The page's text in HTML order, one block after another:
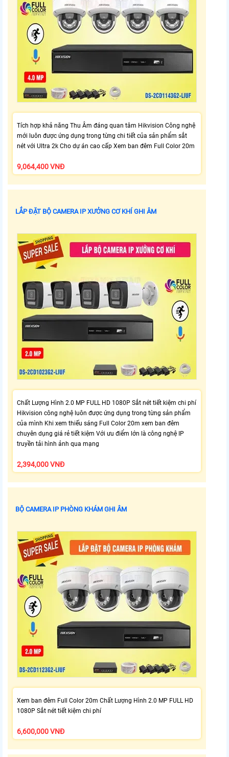
Tích hợp khả năng Thu Âm đáng quan tâm Hikvision Công nghệ
mới luôn được ứng dụng trong từng chi tiết của sản phẩm sắt
nét với Ultra 2k Cho dự án cao cấp Xem ban đêm Full Color 20m
9,064,400 VNĐ
LẮP ĐẶT BỘ CAMERA IP XƯỞNG CƠ KHÍ GHI ÂM
Chất Lượng Hình 2.0 MP FULL HD 1080P Sắt nét tiết kiệm chi phí
Hikvision công nghệ luôn được ứng dụng trong từng sản phẩm
của mình Khi xem thiếu sáng Full Color 20m xem ban đêm
chuyên dụng giá rẻ tiết kiệm Với ưu điểm lớn là công nghệ IP
truyền tải hình ảnh qua mạng
2,394,000 VNĐ
BỘ CAMERA IP PHÒNG KHÁM GHI ÂM
Xem ban đêm Full Color 20m Chất Lượng Hình 2.0 MP FULL HD
1080P Sắt nét tiết kiệm chi phí
6,600,000 VNĐ